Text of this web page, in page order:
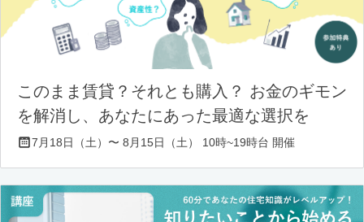
このまま賃貸？それとも購入？ お金のギモン
を解消し、あなたにあった最適な選択を
7月18日（土）〜 8月15日（土） 10時~19時台 開催